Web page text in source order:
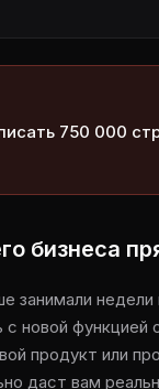
750 000
бизнеса
занимали
с новой
продукт или
даст вам